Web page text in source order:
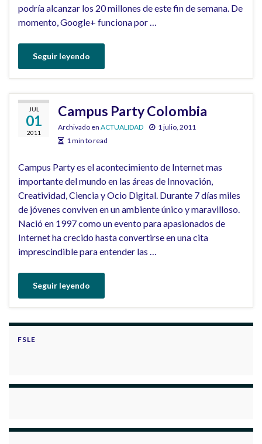
podría alcanzar los 20 millones de este fin de semana. De
momento, Google+ funciona por …
Seguir leyendo
JUL
01
2011
Campus Party Colombia
Archivado en ACTUALIDAD
1 julio, 2011
1 min to read
Campus Party es el acontecimiento de Internet mas
importante del mundo en las áreas de Innovación,
Creatividad, Ciencia y Ocio Digital. Durante 7 días miles
de jóvenes conviven en un ambiente único y maravilloso.
Nació en 1997 como un evento para apasionados de
Internet ha crecido hasta convertirse en una cita
imprescindible para entender las …
Seguir leyendo
FSLE